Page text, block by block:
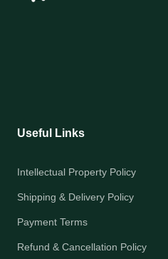
Useful Links
Intellectual Property Policy
Shipping & Delivery Policy
Payment Terms
Refund & Cancellation Policy